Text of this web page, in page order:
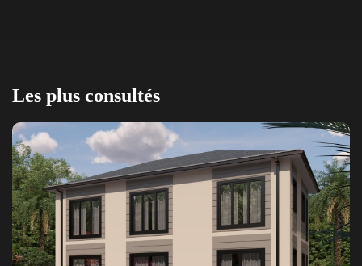
Les plus consultés